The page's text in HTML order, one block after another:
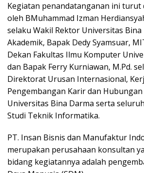
Kegiatan penandatanganan ini turut
oleh BMuhammad Izman
selaku Wakil Rektor Universitas
Akademik, Bapak Dedy Syamsuar,
Dekan Fakultas Ilmu Komputer
dan Bapak Ferry Kurniawan, M.Pd.
Direktorat Urusan Internasional,
Pengembangan Karir dan
Universitas Bina Darma serta
Studi Teknik Informatika.
PT. Insan Bisnis dan Manufaktur
merupakan perusahaan konsultan
bidang kegiatannya adalah